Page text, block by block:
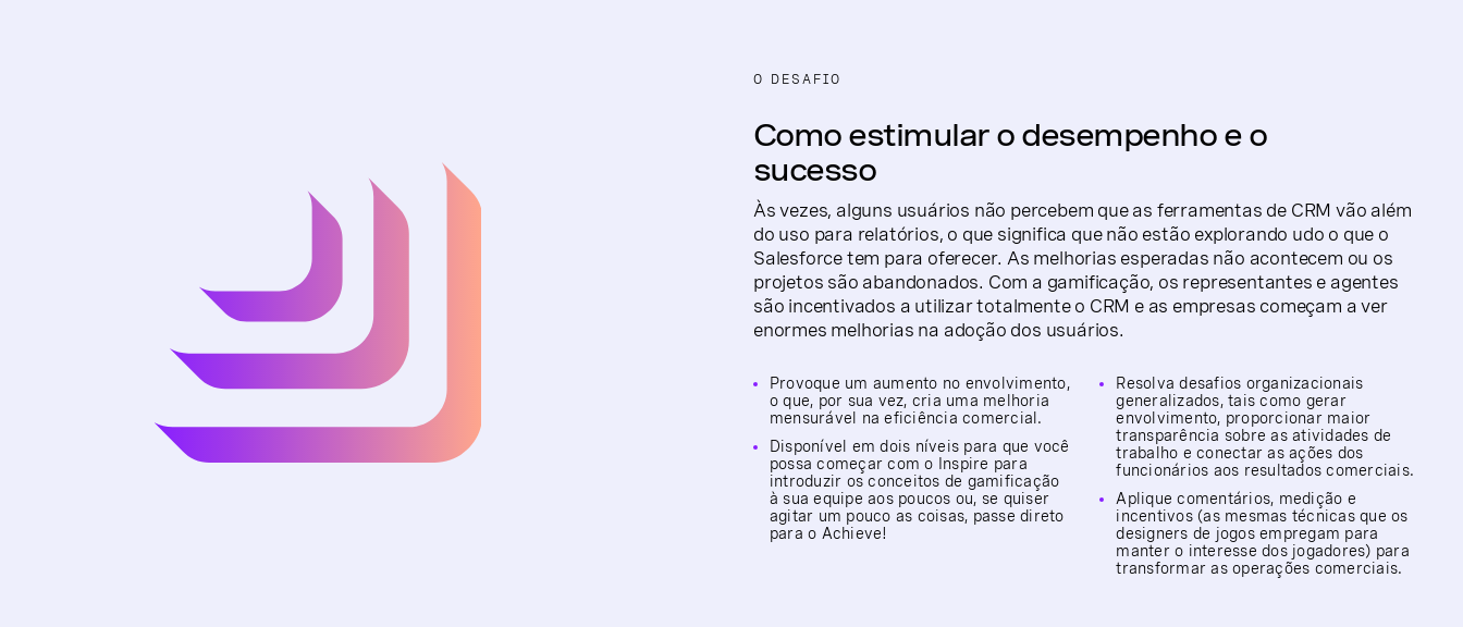
O DESAFIO
Como estimular o desempenho e o
sucesso
Às vezes, alguns usuários não percebem que as ferramentas de CRM vão além
do uso para relatórios, o que significa que não estão explorando udo o que o
Salesforce tem para oferecer. As melhorias esperadas não acontecem ou os
projetos são abandonados. Com a gamificação, os representantes e agentes
são incentivados a utilizar totalmente o CRM e as empresas começam a ver
enormes melhorias na adoção dos usuários.
Provoque um aumento no envolvimento,
o que, por sua vez, cria uma melhoria
mensurável na eficiência comercial.
Disponível em dois níveis para que você
possa começar com o Inspire para
introduzir os conceitos de gamificação
à sua equipe aos poucos ou, se quiser
agitar um pouco as coisas, passe direto
para o Achieve!
Resolva desafios organizacionais
generalizados, tais como gerar
envolvimento, proporcionar maior
transparência sobre as atividades de
trabalho e conectar as ações dos
funcionários aos resultados comerciais.
Aplique comentários, medição e
incentivos (as mesmas técnicas que os
designers de jogos empregam para
manter o interesse dos jogadores) para
transformar as operações comerciais.